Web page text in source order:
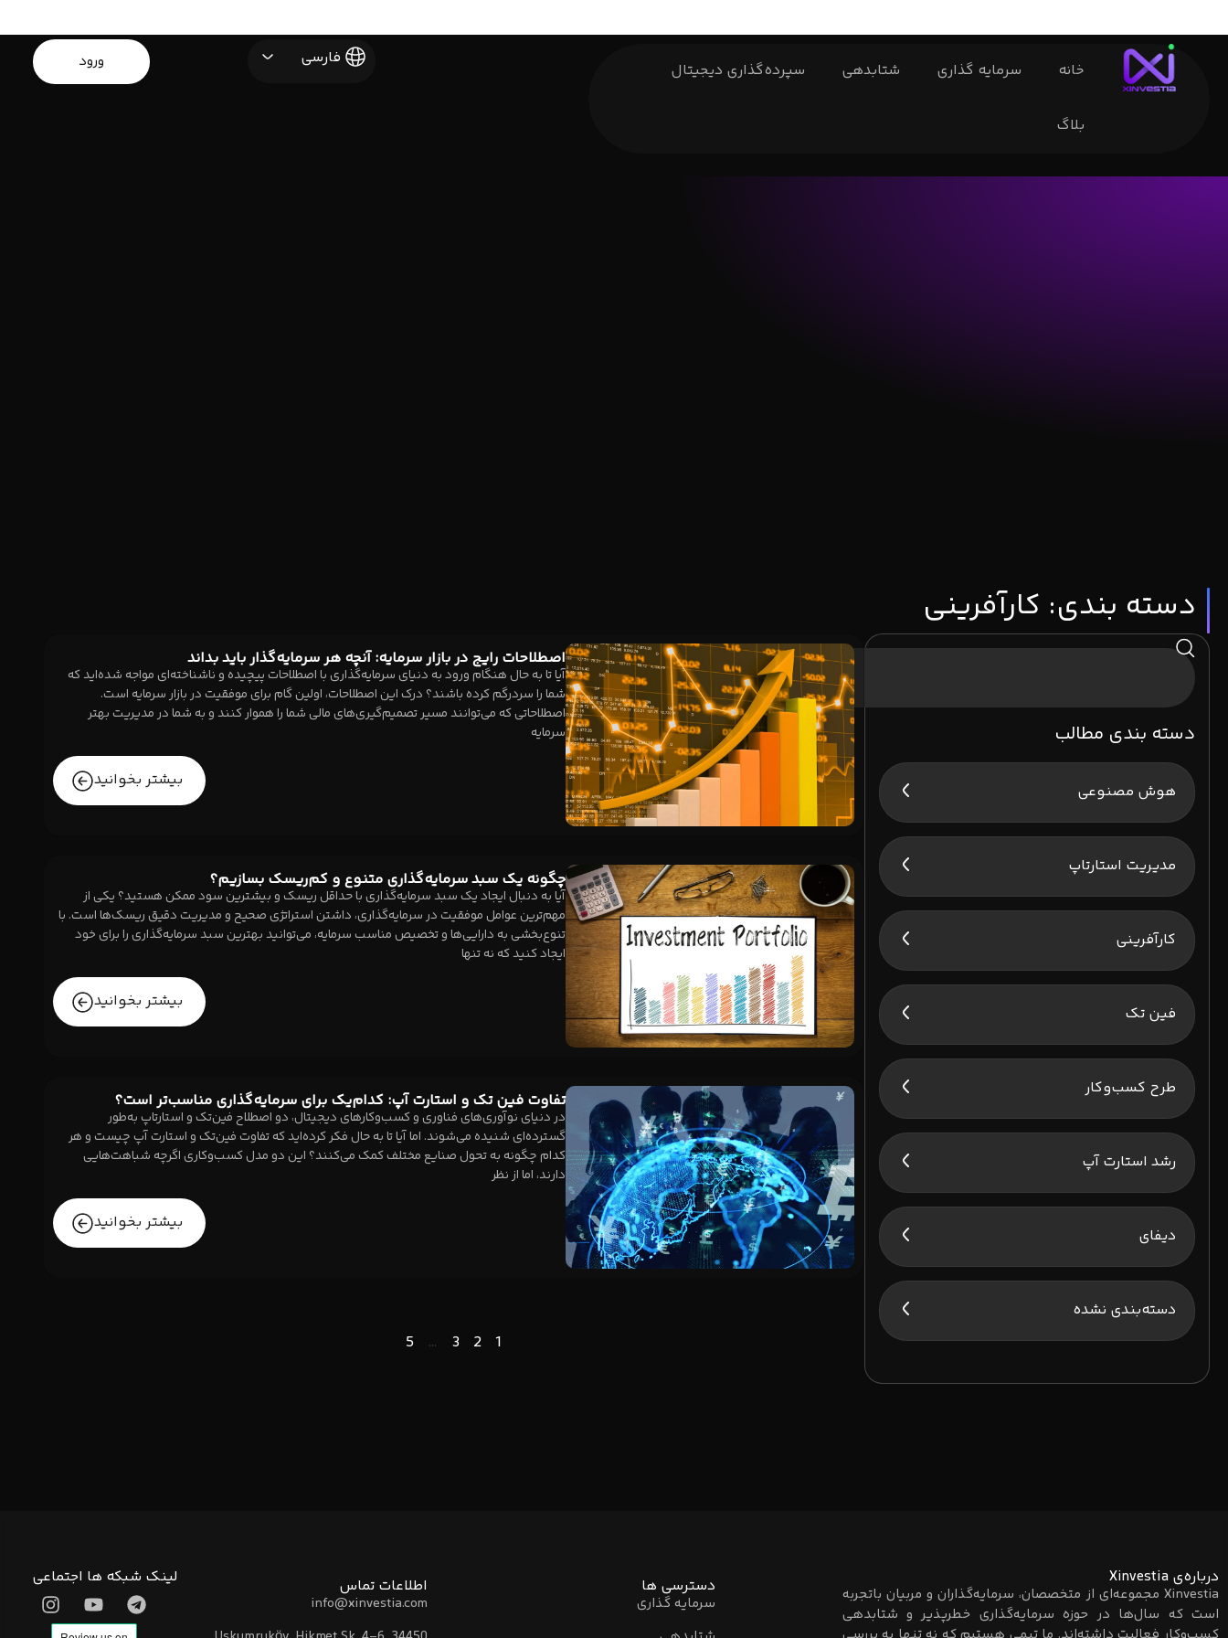
فارسی ورود خانه سرمایه گذاری شتابدهی سپرده‌گذاری دیجیتال
بلاگ
دسته بندی: کارآفرینی
دسته بندی مطالب
هوش مصنوعی
مدیریت استارتاپ
کارآفرینی
فین تک
طرح کسب‌وکار
رشد استارت آپ
دیفای
دسته‌بندی نشده
اصطلاحات رایج در بازار سرمایه: آنچه هر سرمایه‌گذار باید بداند
آیا تا به حال هنگام ورود به دنیای سرمایه‌گذاری با اصطلاحات پیچیده و ناشناخته‌ای مواجه شده‌اید که
شما را سردرگم کرده باشند؟ درک این اصطلاحات، اولین گام برای موفقیت در بازار سرمایه است.
اصطلاحاتی که می‌توانند مسیر تصمیم‌گیری‌های مالی شما را هموار کنند و به شما در مدیریت بهتر
سرمایه
بیشتر بخوانید
چگونه یک سبد سرمایه‌گذاری متنوع و کم‌ریسک بسازیم؟
آیا به دنبال ایجاد یک سبد سرمایه‌گذاری با حداقل ریسک و بیشترین سود ممکن هستید؟ یکی از
مهم‌ترین عوامل موفقیت در سرمایه‌گذاری، داشتن استراتژی صحیح و مدیریت دقیق ریسک‌ها است. با
تنوع‌بخشی به دارایی‌ها و تخصیص مناسب سرمایه، می‌توانید بهترین سبد سرمایه‌گذاری را برای خود
ایجاد کنید که نه تنها
بیشتر بخوانید
تفاوت فین تک و استارت آپ: کدام‌یک برای سرمایه‌گذاری مناسب‌تر است؟
در دنیای نوآوری‌های فناوری و کسب‌وکارهای دیجیتال، دو اصطلاح فین‌تک و استارتاپ به‌طور
گسترده‌ای شنیده می‌شوند. اما آیا تا به حال فکر کرده‌اید که تفاوت فین‌تک و استارت آپ چیست و هر
کدام چگونه به تحول صنایع مختلف کمک می‌کنند؟ این دو مدل کسب‌وکاری اگرچه شباهت‌هایی
دارند، اما از نظر
بیشتر بخوانید
1
2
3
…
5
درباره‌ی Xinvestia
Xinvestia مجموعه‌ای از متخصصان، سرمایه‌گذاران و مربیان باتجربه
است که سال‌ها در حوزه سرمایه‌گذاری خطرپذیر و شتابدهی
دسترسی ها
سرمایه گذاری
اطلاعات تماس
info@xinvestia.com
لینک شبکه ها اجتماعی